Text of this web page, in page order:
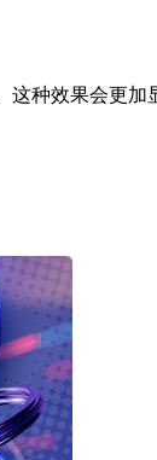
种效果会更加